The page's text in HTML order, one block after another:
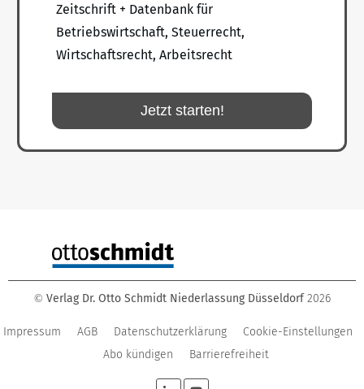
Zeitschrift + Datenbank für
Betriebswirtschaft, Steuerrecht,
Wirtschaftsrecht, Arbeitsrecht
Jetzt starten!
© Verlag Dr. Otto Schmidt Niederlassung Düsseldorf 2026
Impressum AGB Datenschutzerklärung
Cookie-Einstellungen
Abo kündigen
Barrierefreiheit